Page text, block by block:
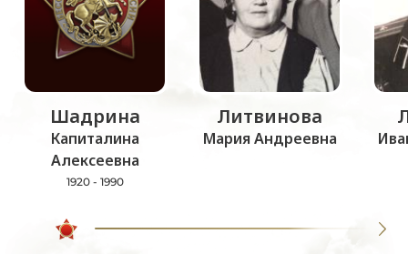
Шадрина
Капиталина
Алексеевна
1920 - 1990
Литвинова
Мария Андреевна